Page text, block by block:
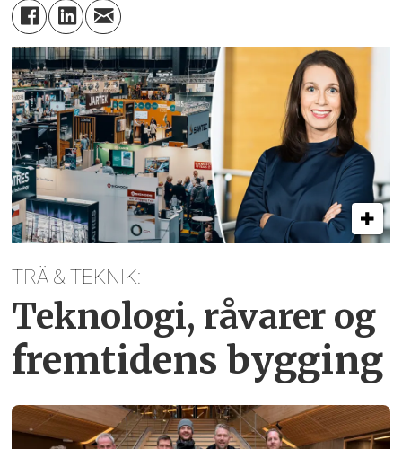
TRÄ & TEKNIK:
Teknologi, råvarer og
fremtidens bygging